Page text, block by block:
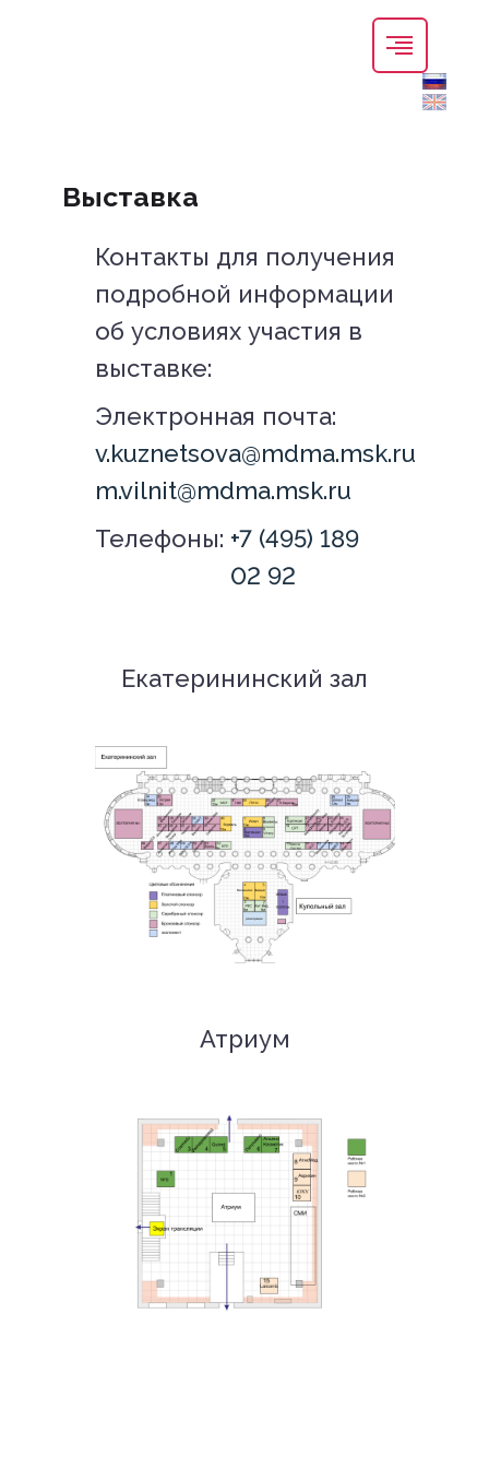
Выставка
Контакты для получения
подробной информации
об условиях участия в
выставке:
Электронная почта:
v.kuznetsova@mdma.msk.ru
m.vilnit@mdma.msk.ru
Телефоны: +7 (495) 189
02 92
Екатерининский зал
Атриум